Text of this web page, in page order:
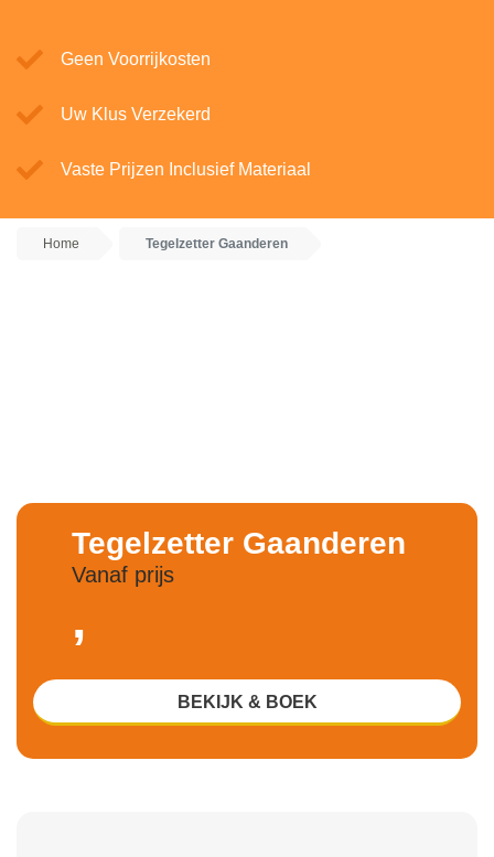
Geen Voorrijkosten
Uw Klus Verzekerd
Vaste Prijzen Inclusief Materiaal
Home Tegelzetter Gaanderen
Tegelzetter Gaanderen
Vanaf prijs
,
BEKIJK & BOEK